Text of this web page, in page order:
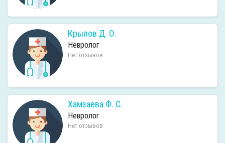
Крылов Д. О.
Невролог
Нет отзывов
Хамзаева Ф. С.
Невролог
Нет отзывов